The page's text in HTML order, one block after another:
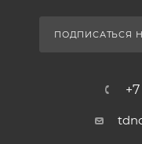
ПОДПИСАТЬСЯ